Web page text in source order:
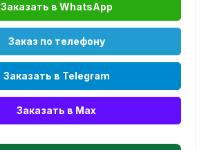
Заказать в WhatsApp
Заказ по телефону
Заказать в Telegram
Заказать в Max